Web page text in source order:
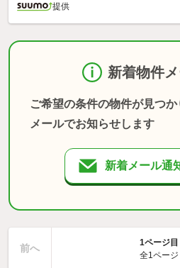
提供
新着物件
ご希望の条件の物件が見つか
メールでお知らせします
新着メール通
前へ
1ページ目
全1ページ